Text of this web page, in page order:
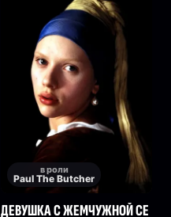
в роли
Paul The Butcher
ДЕВУШКА С ЖЕМЧУЖНОЙ СЕ